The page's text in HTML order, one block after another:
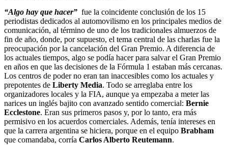
“Algo hay que hacer” fue la coincidente conclusión de los 15
periodistas dedicados al automovilismo en los principales medios de
comunicación, al término de uno de los tradicionales almuerzos de
fin de año, donde, por supuesto, el tema central de las charlas fue la
preocupación por la cancelación del Gran Premio. A diferencia de
los actuales tiempos, algo se podía hacer para salvar el Gran Premio
en años en que las decisiones de la Fórmula 1 estaban más cercanas.
Los centros de poder no eran tan inaccesibles como los actuales y
prepotentes de Liberty Media. Todo se arreglaba entre los
organizadores locales y la FIA, aunque ya empezaba a meter las
narices un inglés bajito con avanzado sentido comercial: Bernie
Ecclestone. Eran sus primeros pasos y, por lo tanto, era más
permisivo en los acuerdos comerciales. Además, tenía intereses en
que la carrera argentina se hiciera, porque en el equipo Brabham
que comandaba, corría Carlos Alberto Reutemann.